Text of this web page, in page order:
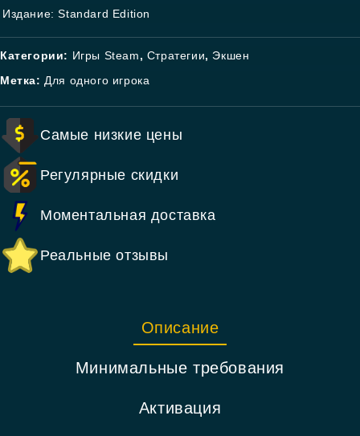
Издание: Standard Edition
Категории: Игры Steam, Стратегии, Экшен
Метка: Для одного игрока
Самые низкие цены
Регулярные скидки
Моментальная доставка
Реальные отзывы
Описание
Минимальные требования
Активация